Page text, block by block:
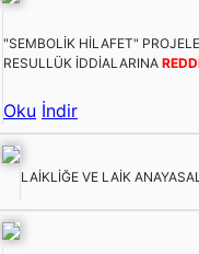
"SEMBOLİK HİLAFET"
RESULLÜK İDDİALARINA
Oku İndir
LAİKLİĞE VE LAİK